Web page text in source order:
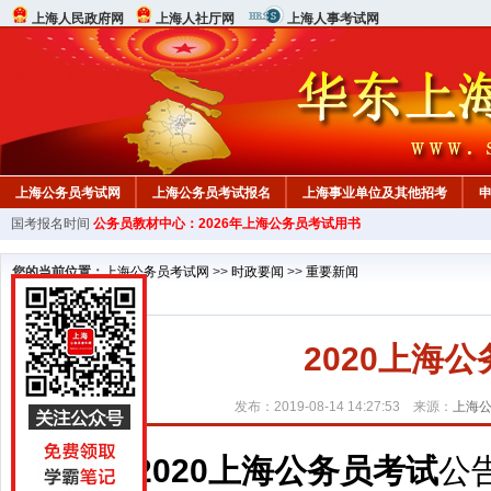
上海人民政府网 上海人社厅网 上海人事考试网
上海公务员考试网 上海公务员考试报名 上海事业单位及其他招考
国考报名时间 公务员教材中心：2026年上海公务员考试用书
您的当前位置：上海公务员考试网 >> 时政要闻 >> 重要新闻
2020上海公
发布：2019-08-14 14:27:53 来源： 上海
2020上海公务员考试公